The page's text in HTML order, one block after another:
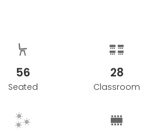
56
Seated
28
Classroom